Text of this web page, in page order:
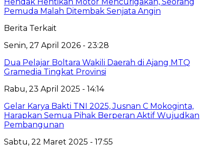
Pemuda Malah Ditembak Senjata Angin
Berita Terkait
Senin, 27 April 2026 - 23:28
Dua Pelajar Boltara Wakili Daerah di Ajang MTQ
Gramedia Tingkat Provinsi
Rabu, 23 April 2025 - 14:14
Gelar Karya Bakti TNI 2025, Jusnan C Mokoginta,
Harapkan Semua Pihak Berperan Aktif Wujudkan
Pembangunan
Sabtu, 22 Maret 2025 - 17:55